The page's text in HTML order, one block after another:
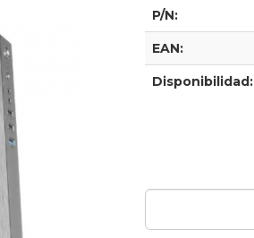
P/N:
EAN:
Disponibilidad: